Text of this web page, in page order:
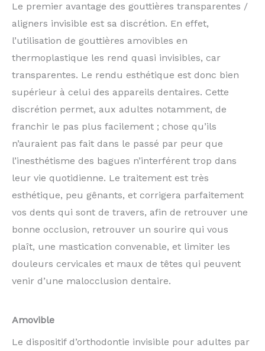
Le premier avantage des gouttières transparentes /
aligners invisible est sa discrétion. En effet,
l’utilisation de gouttières amovibles en
thermoplastique les rend quasi invisibles, car
transparentes. Le rendu esthétique est donc bien
supérieur à celui des appareils dentaires. Cette
discrétion permet, aux adultes notamment, de
franchir le pas plus facilement ; chose qu’ils
n’auraient pas fait dans le passé par peur que
l’inesthétisme des bagues n’interférent trop dans
leur vie quotidienne. Le traitement est très
esthétique, peu gênants, et corrigera parfaitement
vos dents qui sont de travers, afin de retrouver une
bonne occlusion, retrouver un sourire qui vous
plaît, une mastication convenable, et limiter les
douleurs cervicales et maux de têtes qui peuvent
venir d’une malocclusion dentaire.
Amovible
Le dispositif d’orthodontie invisible pour adultes par